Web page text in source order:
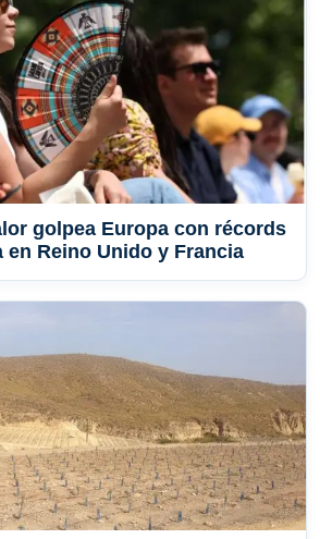
golpea Europa con récords
en Reino Unido y Francia